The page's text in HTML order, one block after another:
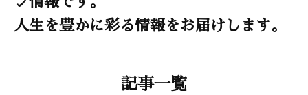
人生を豊かに彩る情報をお届けします。
記事一覧